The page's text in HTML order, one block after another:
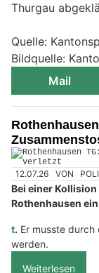
Thurgau
Quelle:
Bildquelle:
Mail
12.07.26 VON
Bei einer
Rothenhausen ein
t. Er musste
werden.
Weiterlesen